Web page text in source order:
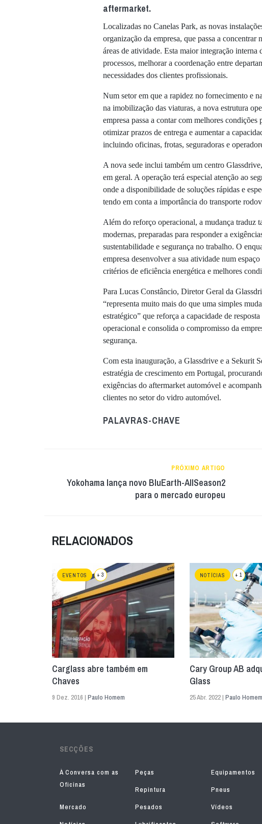
aftermarket.
Localizadas no Canelas Park, as novas
organização da empresa, que passa a concentrar
áreas de atividade. Esta maior integração
processos, melhorar a coordenação entre
necessidades dos clientes profissionais.
Num setor em que a rapidez no fornecimento e
na imobilização das viaturas, a nova estrutura
empresa passa a contar com melhores
otimizar prazos de entrega e aumentar a
incluindo oficinas, frotas, seguradoras e
A nova sede inclui também um centro
em geral. A operação terá especial atenção ao
onde a disponibilidade de soluções rápidas e
tendo em conta a importância do transporte
Além do reforço operacional, a mudança traduz
modernas, preparadas para responder a
sustentabilidade e segurança no trabalho. O
empresa desenvolver a sua atividade num
critérios de eficiência energética e melhores
Para Lucas Constâncio, Diretor Geral da
“representa muito mais do que uma simples
estratégico” que reforça a capacidade de
operacional e consolida o compromisso da
segurança.
Com esta inauguração, a Glassdrive e a Sekurit
estratégia de crescimento em Portugal,
exigências do aftermarket automóvel e
clientes no setor do vidro automóvel.
PALAVRAS-CHAVE
PRÓXIMO ARTIGO
Yokohama lança novo BluEarth-AllSeason2
para o mercado europeu
RELACIONADOS
EVENTOS + 3
Carglass abre também em
Chaves
9 Dez. 2016 | Paulo Homem
NOTÍCIAS + 1
Cary Group AB
Glass
25 Abr. 2022 | Paulo Homem
SECÇÕES
À Conversa com as
Oficinas
Peças
Equipamentos
Repintura
Pneus
Mercado
Pesados
Vídeos